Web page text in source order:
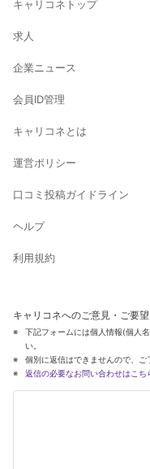
キャリコネトップ
求人
企業ニュース
会員ID管理
キャリコネとは
運営ポリシー
口コミ投稿ガイドライン
ヘルプ
利用規約
キャリコネへのご意見・ご要
下記フォームには個人情報(個人
い。
個別に返信はできませんので、ご
返信の必要なお問い合わせはこち